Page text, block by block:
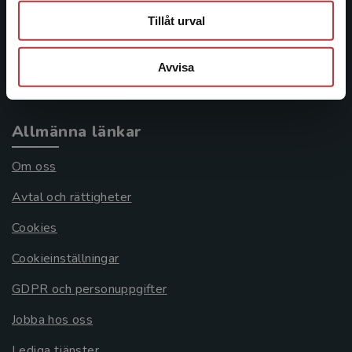
Tillåt urval
Avvisa
Köpvillkor
Systemkrav
Allmänna länkar
Om oss
Avtal och rättigheter
Cookies
Cookieinställningar
GDPR och personuppgifter
Jobba hos oss